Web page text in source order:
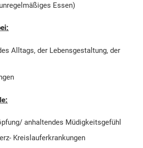
Essen)
Alltags, der Lebensgestaltung, der
anhaltendes Müdigkeitsgefühl
Kreislauferkrankungen